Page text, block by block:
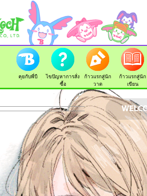
คุยกับพี่บี
ไขปัญหาการสั่ง
ซื้อ
ก้าวแรกสู่นัก
วาด
ก้าวแรกสู่นัก
เขียน